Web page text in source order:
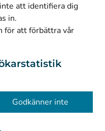
att identifiera dig
in.
för att förbättra vår
Godkänner inte